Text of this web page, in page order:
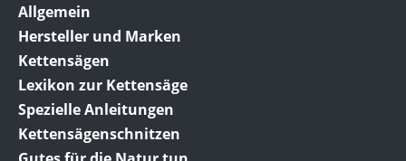
Allgemein
Hersteller und Marken
Kettensägen
Lexikon zur Kettensäge
Spezielle Anleitungen
Kettensägenschnitzen